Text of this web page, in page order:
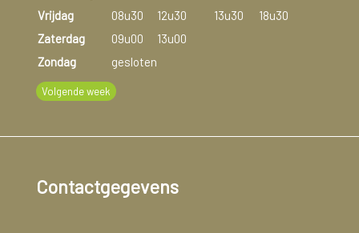
Vrijdag
08u30 12u30 13u30
18u30
Zaterdag
09u00
13u00
Zondag
gesloten
Volgende week
Contactgegevens